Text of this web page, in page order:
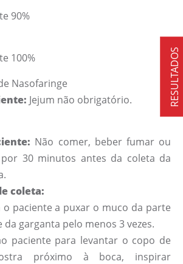
90%
100%
Nasofaringe
Jejum não obrigatório.
Não comer, beber fumar ou
30 minutos antes da coleta da
coleta:
o paciente a puxar o muco da parte
da garganta pelo menos 3 vezes.
paciente para levantar o copo de
próximo à boca, inspirar
RESULTADOS